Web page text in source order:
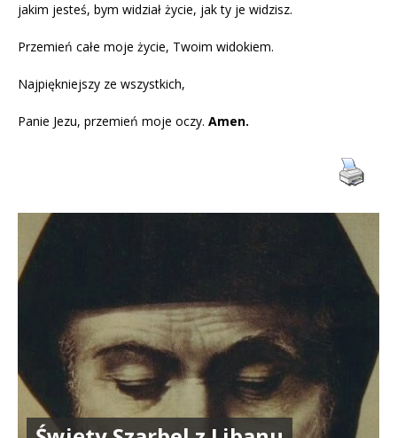
jakim jesteś, bym widział życie, jak ty je widzisz.
Przemień całe moje życie, Twoim widokiem.
Najpiękniejszy ze wszystkich,
Panie Jezu, przemień moje oczy. Amen.